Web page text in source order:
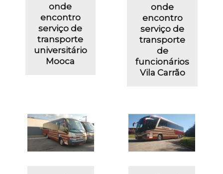
onde
encontro
serviço de
transporte
universitário
Mooca
onde
encontro
serviço de
transporte
de
funcionários
Vila Carrão